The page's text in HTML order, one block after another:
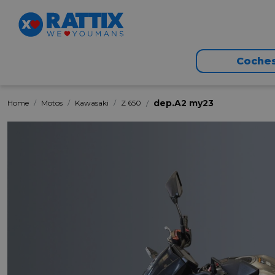
Home Motos Kawasaki Z 650 dep.A2 my23